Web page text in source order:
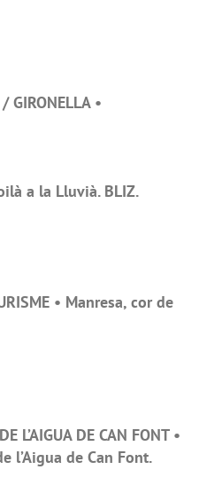
GIRONELLA •
a la Lluvià. BLIZ.
• Manresa, cor de
L’AIGUA DE CAN FONT •
l’Aigua de Can Font.